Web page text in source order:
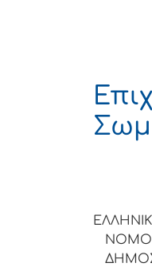
ΝΟΜΟΣ
ΔΗΜΟΣ